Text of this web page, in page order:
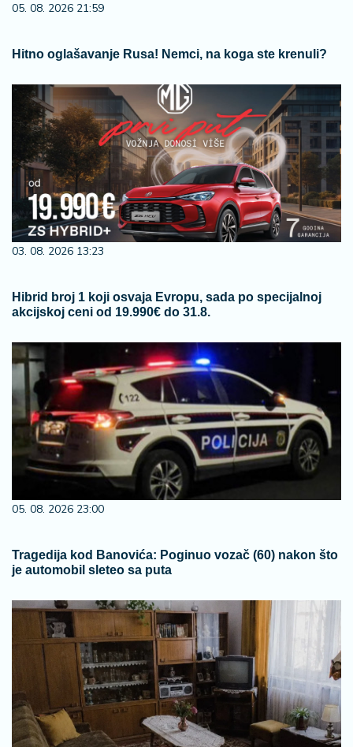
05. 08. 2026 21:59
Hitno oglašavanje Rusa! Nemci, na koga ste krenuli?
03. 08. 2026 13:23
Hibrid broj 1 koji osvaja Evropu, sada po specijalnoj
akcijskoj ceni od 19.990€ do 31.8.
05. 08. 2026 23:00
Tragedija kod Banovića: Poginuo vozač (60) nakon što
je automobil sleteo sa puta